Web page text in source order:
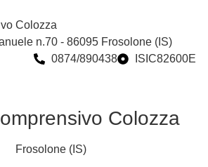
Colozza
n.70 - 86095 Frosolone (IS)
0874/890438 ISIC82600E
Colozza
Frosolone (IS)